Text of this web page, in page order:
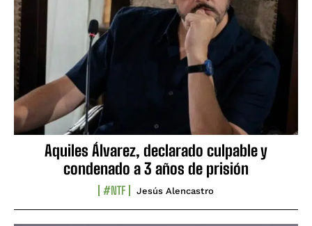
Aquiles Álvarez, declarado culpable y
condenado a 3 años de prisión
#NTF Jesús Alencastro